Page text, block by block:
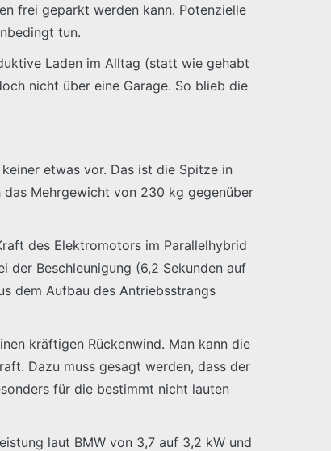
frei geparkt werden kann. Potenzielle
tun.
Laden im Alltag (statt wie gehabt
nicht über eine Garage. So blieb die
etwas vor. Das ist die Spitze in
Mehrgewicht von 230 kg gegenüber
des Elektromotors im Parallelhybrid
der Beschleunigung (6,2 Sekunden auf
dem Aufbau des Antriebsstrangs
kräftigen Rückenwind. Man kann die
Dazu muss gesagt werden, dass der
für die bestimmt nicht lauten
laut BMW von 3,7 auf 3,2 kW und